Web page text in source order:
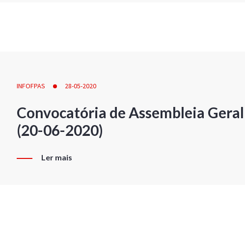
INFOFPAS 28-05-2020
Convocatória de Assembleia
(20-06-2020)
Ler mais